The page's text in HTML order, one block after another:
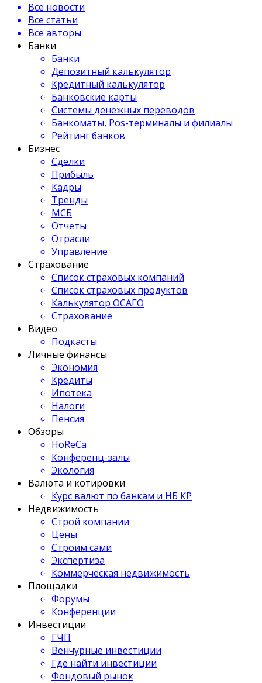
Все новости
Все статьи
Все авторы
Банки
Банки
Депозитный калькулятор
Кредитный калькулятор
Банковские карты
Системы денежных переводов
Банкоматы, Pos-терминалы и филиалы
Рейтинг банков
Бизнес
Сделки
Прибыль
Кадры
Тренды
МСБ
Отчеты
Отрасли
Управление
Страхование
Список страховых компаний
Список страховых продуктов
Калькулятор ОСАГО
Страхование
Видео
Подкасты
Личные финансы
Экономия
Кредиты
Ипотека
Налоги
Пенсия
Обзоры
HoReCa
Конференц-залы
Экология
Валюта и котировки
Курс валют по банкам и НБ КР
Недвижимость
Строй компании
Цены
Строим сами
Экспертиза
Коммерческая недвижимость
Площадки
Форумы
Конференции
Инвестиции
ГЧП
Венчурные инвестиции
Где найти инвестиции
Фондовый рынок